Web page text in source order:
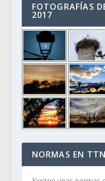
FOTOGRAFÍAS
2017
NORMAS EN TTN